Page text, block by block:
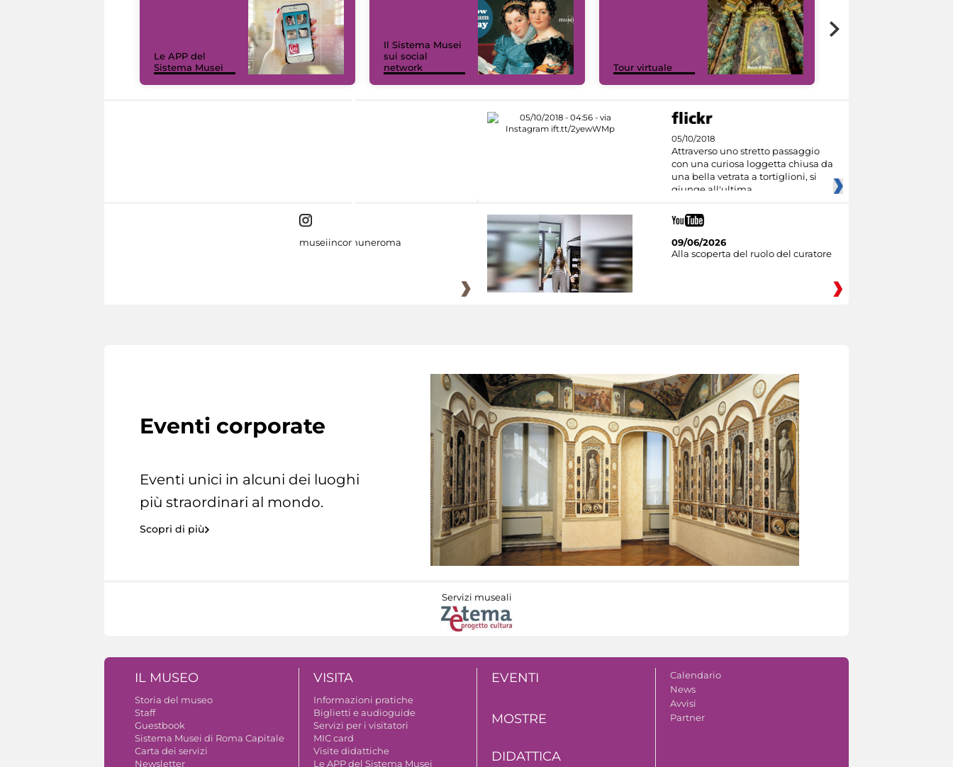
Le APP del
Sistema Musei
Il Sistema Musei
sui social
network
Tour virtuale
05/10/2018
Attraverso uno stretto passaggio
con una curiosa loggetta chiusa da
una bella vetrata a tortiglioni, si
giunge all'ultima
museiincomuneroma
09/06/2026
Alla scoperta del ruolo del curatore
Eventi corporate
Eventi unici in alcuni dei luoghi
più straordinari al mondo.
Scopri di più
Servizi museali
IL MUSEO
Storia del museo
Staff
Guestbook
Sistema Musei di Roma Capitale
Carta dei servizi
Newsletter
VISITA
Informazioni pratiche
Biglietti e audioguide
Servizi per i visitatori
MIC card
Visite didattiche
Le APP del Sistema Musei
EVENTI
MOSTRE
DIDATTICA
Calendario
News
Avvisi
Partner